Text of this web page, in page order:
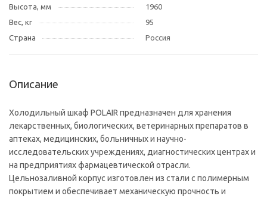
Высота, мм
1960
Вес, кг
95
Страна
Россия
Описание
Холодильный шкаф POLAIR предназначен для хранения
лекарственных, биологических, ветеринарных препаратов в
аптеках, медицинских, больничных и научно-
исследовательских учреждениях, диагностических центрах и
на предприятиях фармацевтической отрасли.
Цельнозаливной корпус изготовлен из стали с полимерным
покрытием и обеспечивает механическую прочность и